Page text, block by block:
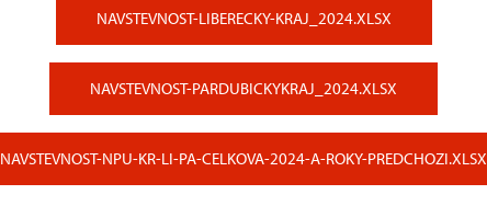
NAVSTEVNOST-LIBERECKY-KRAJ_2024.XLSX
NAVSTEVNOST-PARDUBICKYKRAJ_2024.XLSX
NAVSTEVNOST-NPU-KR-LI-PA-CELKOVA-2024-A-ROKY-PREDCHOZI.XLSX